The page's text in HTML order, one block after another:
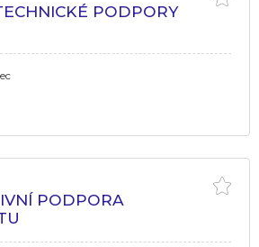
PODPORY
PODPORA